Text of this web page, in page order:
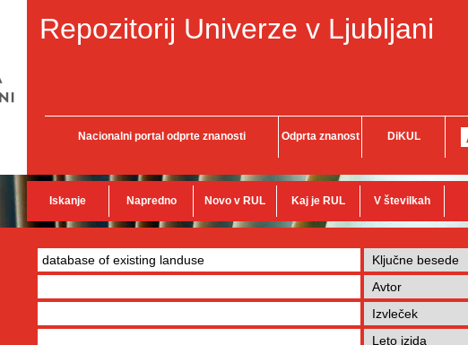
Repozitorij Univerze v Ljubljani
Nacionalni portal odprte znanosti Odprta znanost DiKUL
Iskanje Napredno Novo v RUL Kaj je RUL V številkah